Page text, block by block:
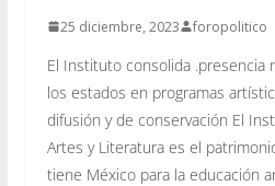
25 diciembre, 2023 foropolitico
El Instituto consolida .presencia
los estados en programas
difusión y de conservación El
Artes y Literatura es el
tiene México para la educación